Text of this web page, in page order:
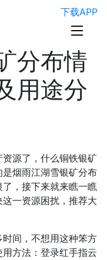
下载APP
分布情
用途分
源了，什么铜铁银矿
烟雨江湖雪银矿分布
，接下来就来瞧一瞧
一资源困扰，推荐大
间，不想用这种笨方
用方法：登录红手指云